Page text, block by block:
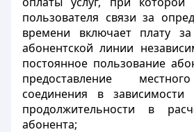
пользователя связи за
времени включает плату за
абонентской линии
постоянное пользование
предоставление
соединения в
продолжительности в
абонента;